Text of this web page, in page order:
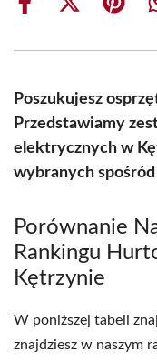
Share
Share
(Twitter)
Share
Poszukujesz
Przedstawiamy
elektrycznych w
wybranych
Porównanie
Rankingu
Kętrzynie
W poniższej tabeli
znajdziesz w naszym